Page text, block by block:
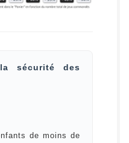
sécurité des
de moins de